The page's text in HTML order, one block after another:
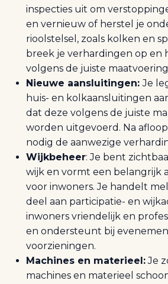
inspecties uit om
en vernieuw of herstel je
rioolstelsel, zoals kolken en
breek je verhardingen op en
volgens de juiste
Nieuwe aansluitingen:Je
huis- en kolkaansluitingen
dat deze volgens de juiste
worden uitgevoerd. Na
nodig de aanwezige
Wijkbeheer: Je bent
wijk en vormt een belangrijk
voor inwoners. Je handelt
deel aan participatie- en
inwoners vriendelijk en
en ondersteunt bij
voorzieningen.
Machines en materieel:Je
machines en materieel